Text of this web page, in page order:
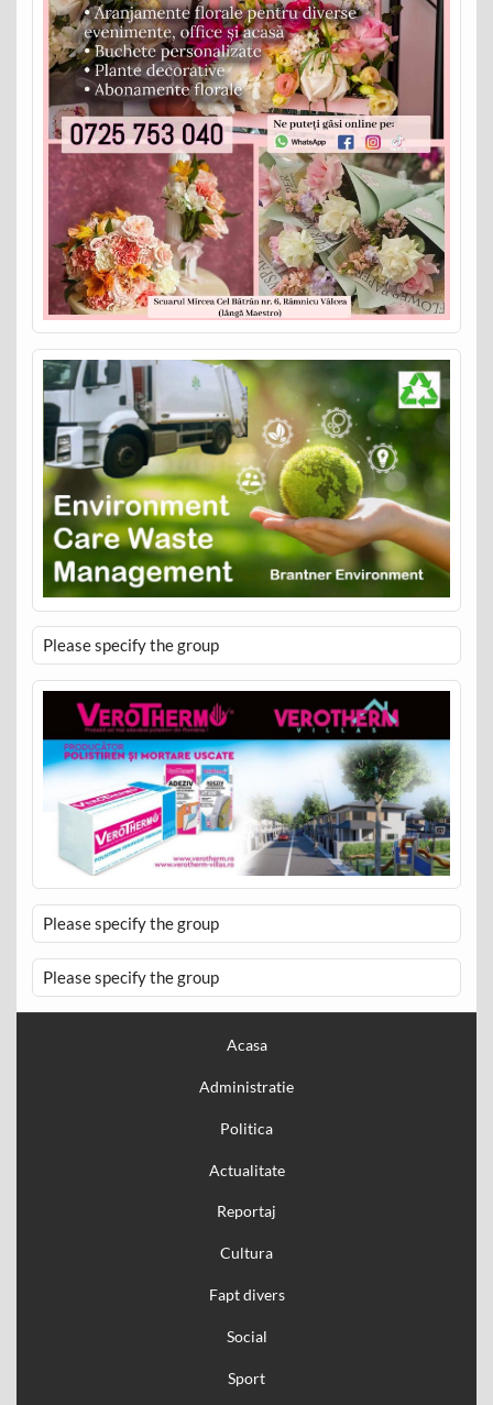
Please specify the group
Please specify the group
Please specify the group
Acasa
Administratie
Politica
Actualitate
Reportaj
Cultura
Fapt divers
Social
Sport